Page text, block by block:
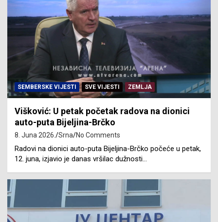
SEMBERSKE VIJESTI SVE VIJESTI ZEMLJA
Višković: U petak početak radova na dionici
auto-puta Bijeljina-Brčko
8. Juna 2026. Srna No Comments
Radovi na dionici auto-puta Bijeljina-Brčko počeće u petak,
12. juna, izjavio je danas vršilac dužnosti…